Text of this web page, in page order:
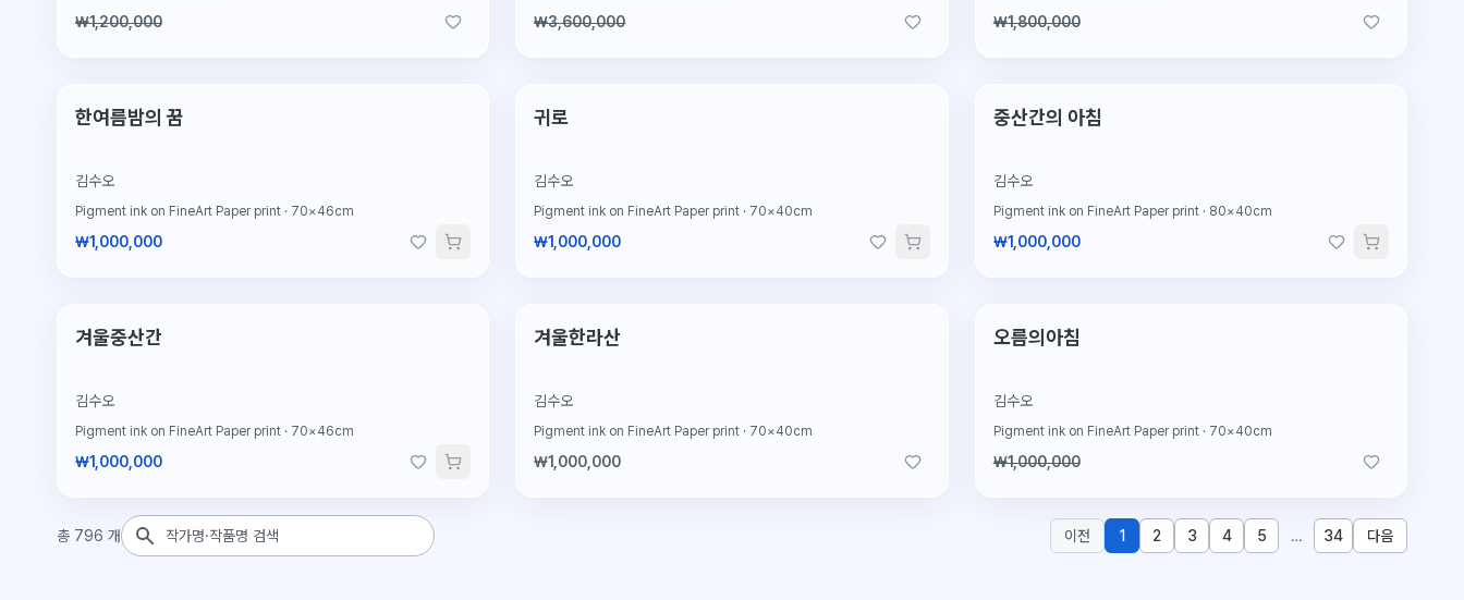
₩1,200,000 ₩3,600,000 ₩1,800,000
한여름밤의 꿈
김수오
Pigment ink on FineArt Paper print · 70×46cm
₩1,000,000
귀로
김수오
Pigment ink on FineArt Paper print · 70×40cm
₩1,000,000
중산간의 아침
김수오
Pigment ink on FineArt Paper print· 80×40cm
₩1,000,000
한정판
겨울중산간
김수오
Pigment ink on FineArt Paper print · 70×46cm
₩1,000,000
한정판
겨울한라산
김수오
Pigment ink on FineArt Paper print · 70×40cm
₩1,000,000
2026.2.13 판매
오름의아침
김수오
Pigment ink on FineArt Paper print· 70×40cm
₩1,000,000
총 796 개작품 검색 이전 1 2 3 4 5 … 34 다음